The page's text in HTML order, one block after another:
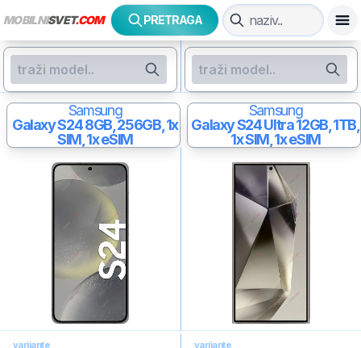
MOBILNISVET.COM PRETRAGA
Samsung
Galaxy S248GB, 256GB, 1x
SIM, 1x eSIM
Samsung
Galaxy S24 Ultra12GB, 1TB,
1x SIM, 1x eSIM
varijante varijante